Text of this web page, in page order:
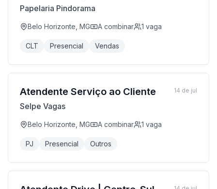
Papelaria Pindorama
Belo Horizonte, MG A combinar 1 vaga
CLT Presencial Vendas
Atendente Serviço ao Cliente
Selpe Vagas
Belo Horizonte, MG A combinar 1 vaga
PJ Presencial Outros
14 de jul